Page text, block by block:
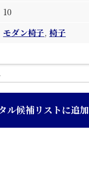
10
モダン椅子,椅子
ル候補リストに追加